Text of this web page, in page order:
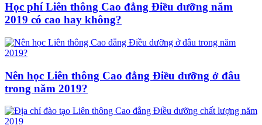
Học phí Liên thông Cao đẳng Điều dưỡng năm
2019 có cao hay không?
Nên học Liên thông Cao đẳng Điều dưỡng ở đâu
trong năm 2019?